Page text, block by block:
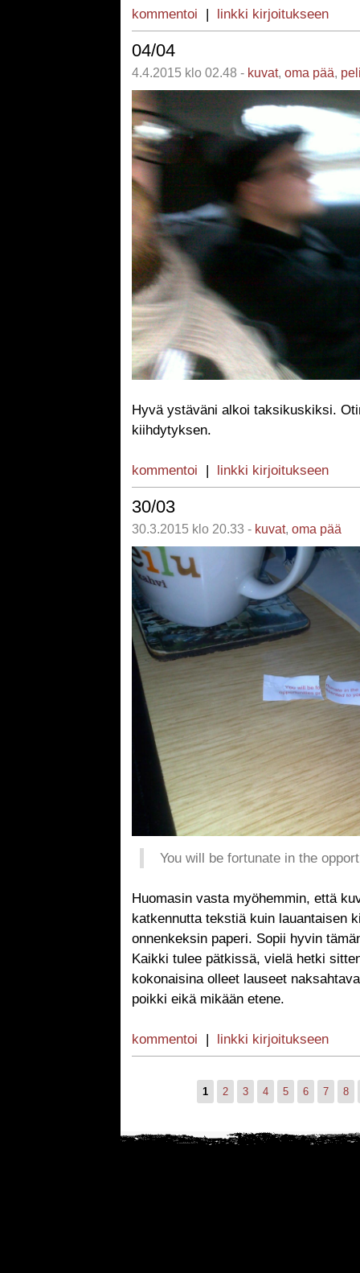
kommentoi | linkki kirjoitukseen
04/04
4.4.2015 klo 02.48 - kuvat, oma pää,
Hyvä ystäväni alkoi taksikuskiksi.
kiihdytyksen.
kommentoi | linkki kirjoitukseen
30/03
30.3.2015 klo 20.33 - kuvat, oma pää
You will be fortunate in the
Huomasin vasta myöhemmin, että
katkennutta tekstiä kuin lauantaisen
onnenkeksin paperi. Sopii hyvin
Kaikki tulee pätkissä, vielä hetki
kokonaisina olleet lauseet
poikki eikä mikään etene.
kommentoi | linkki kirjoitukseen
1 2 3 4 5 6 7 8